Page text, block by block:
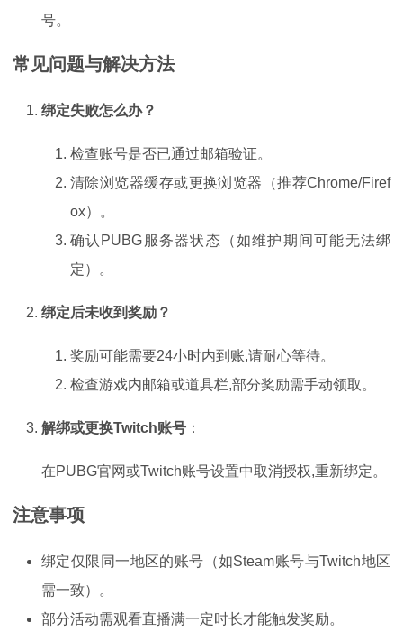
号。
常见问题与解决方法
绑定失败怎么办？
检查账号是否已通过邮箱验证。
清除浏览器缓存或更换浏览器（推荐Chrome/Firef
ox）。
确认PUBG服务器状态（如维护期间可能无法绑
定）。
绑定后未收到奖励？
奖励可能需要24小时内到账,请耐心等待。
检查游戏内邮箱或道具栏,部分奖励需手动领取。
解绑或更换Twitch账号 ：
在PUBG官网或Twitch账号设置中取消授权,重新绑定。
注意事项
绑定仅限同一地区的账号（如Steam账号与Twitch地区
需一致）。
部分活动需观看直播满一定时长才能触发奖励。